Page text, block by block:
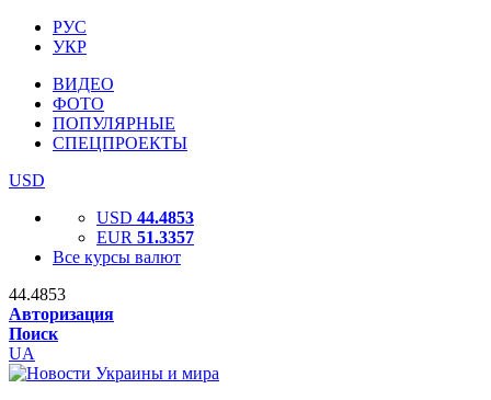
РУС
УКР
ВИДЕО
ФОТО
ПОПУЛЯРНЫЕ
СПЕЦПРОЕКТЫ
USD
USD 44.4853
EUR 51.3357
Все курсы валют
44.4853
Авторизация
Поиск
UA